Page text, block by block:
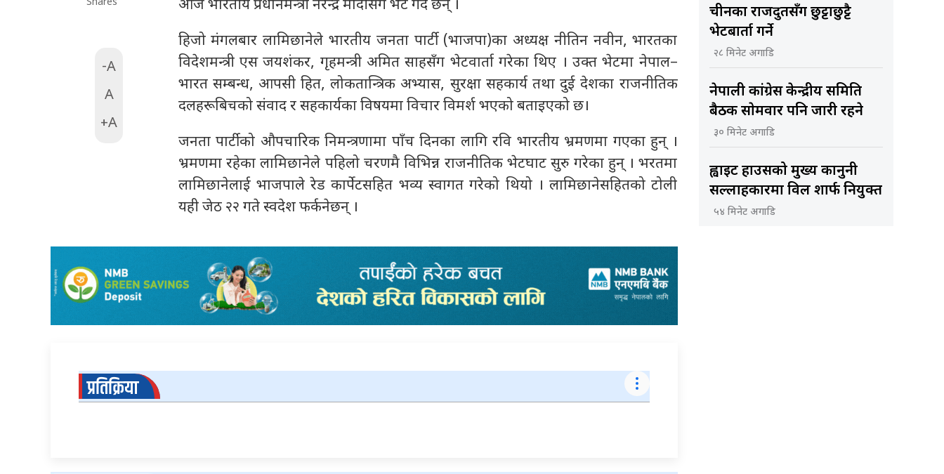
Shares
-A
A
+A
आज भारतीय प्रधानमन्त्री नरेन्द्र मोदीसँग भेट गर्दै छन् ।
हिजो मंगलबार लामिछानेले भारतीय जनता पार्टी (भाजपा)का अध्यक्ष नीतिन नवीन, भारतका
विदेशमन्त्री एस जयशंकर, गृहमन्त्री अमित साहसँग भेटवार्ता गरेका थिए । उक्त भेटमा नेपाल–
भारत सम्बन्ध, आपसी हित, लोकतान्त्रिक अभ्यास, सुरक्षा सहकार्य तथा दुई देशका राजनीतिक
दलहरूबिचको संवाद र सहकार्यका विषयमा विचार विमर्श भएको बताइएको छ।
जनता पार्टीको औपचारिक निमन्त्रणामा पाँच दिनका लागि रवि भारतीय भ्रमणमा गएका हुन् ।
भ्रमणमा रहेका लामिछानेले पहिलो चरणमै विभिन्न राजनीतिक भेटघाट सुरु गरेका हुन् । भरतमा
लामिछानेलाई भाजपाले रेड कार्पेटसहित भव्य स्वागत गरेको थियो । लामिछानेसहितको टोली
यही जेठ २२ गते स्वदेश फर्कनेछन् ।
प्रतिक्रिया
चीनका राजदुतसँग छुट्टाछुट्टै
भेटबार्ता गर्ने
२८ मिनेट अगाडि
नेपाली कांग्रेस केन्द्रीय समिति
बैठक साेमवार पनि जारी रहने
३० मिनेट अगाडि
ह्वाइट हाउसको मुख्य कानुनी
सल्लाहकारमा विल शार्फ नियुक्त
५४ मिनेट अगाडि